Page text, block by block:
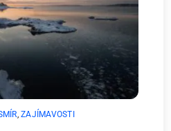
,ZAJÍMAVOSTI